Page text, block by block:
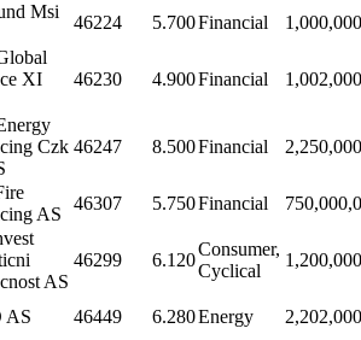
Msi
46224 5.700Financial
XI
46230 4.900Financial
Czk 46247 8.500Financial
AS
46307 5.750Financial
AS
46299 6.120
Consumer,
Cyclical
AS 46449 6.280Energy